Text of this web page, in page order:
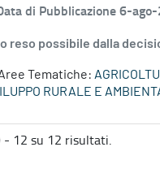
di Pubblicazione 6-
reso possibile dalla
Tematiche:
RURALE E
- 12 su 12 risultati.